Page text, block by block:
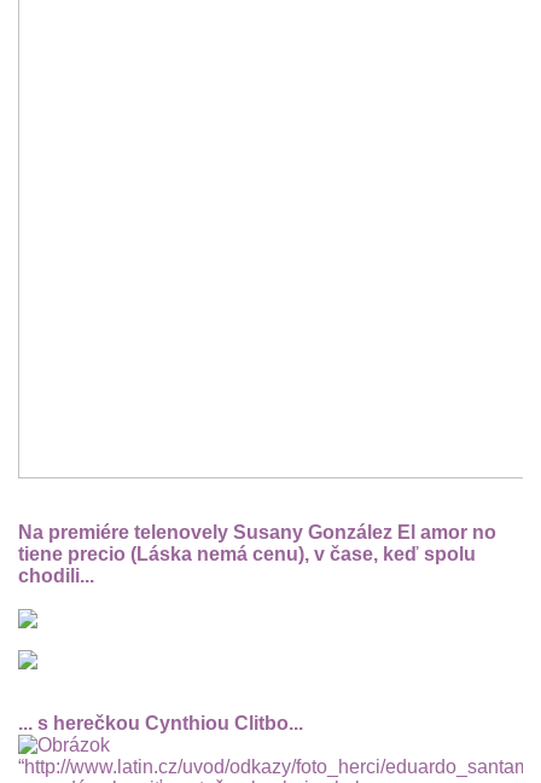
Na premiére telenovely Susany González El amor no
tiene precio (Láska nemá cenu), v čase, keď spolu
chodili...
... s herečkou Cynthiou Clitbo...